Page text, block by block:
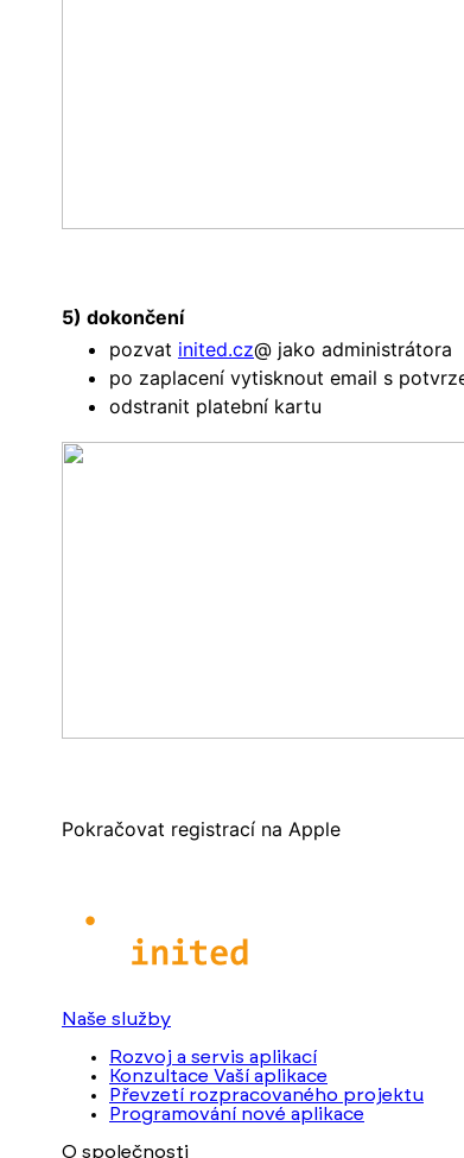
5) dokončení
pozvat inited.cz@ jako administrátora
po zaplacení vytisknout email s
odstranit platební kartu
Pokračovat registrací na Apple
Naše služby
Rozvoj a servis aplikací
Konzultace Vaší aplikace
Převzetí rozpracovaného projektu
Programování nové aplikace
O společnosti